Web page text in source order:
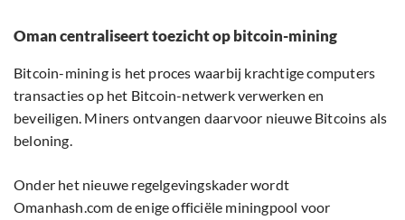
Oman centraliseert toezicht op bitcoin-mining
Bitcoin-mining is het proces waarbij krachtige computers
transacties op het Bitcoin-netwerk verwerken en
beveiligen. Miners ontvangen daarvoor nieuwe Bitcoins als
beloning.
Onder het nieuwe regelgevingskader wordt
Omanhash.com de enige officiële miningpool voor